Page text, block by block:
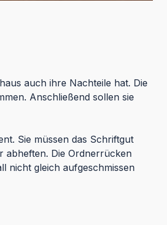
auch ihre Nachteile hat. Die
Anschließend sollen sie
Sie müssen das Schriftgut
abheften. Die Ordnerrücken
nicht gleich aufgeschmissen